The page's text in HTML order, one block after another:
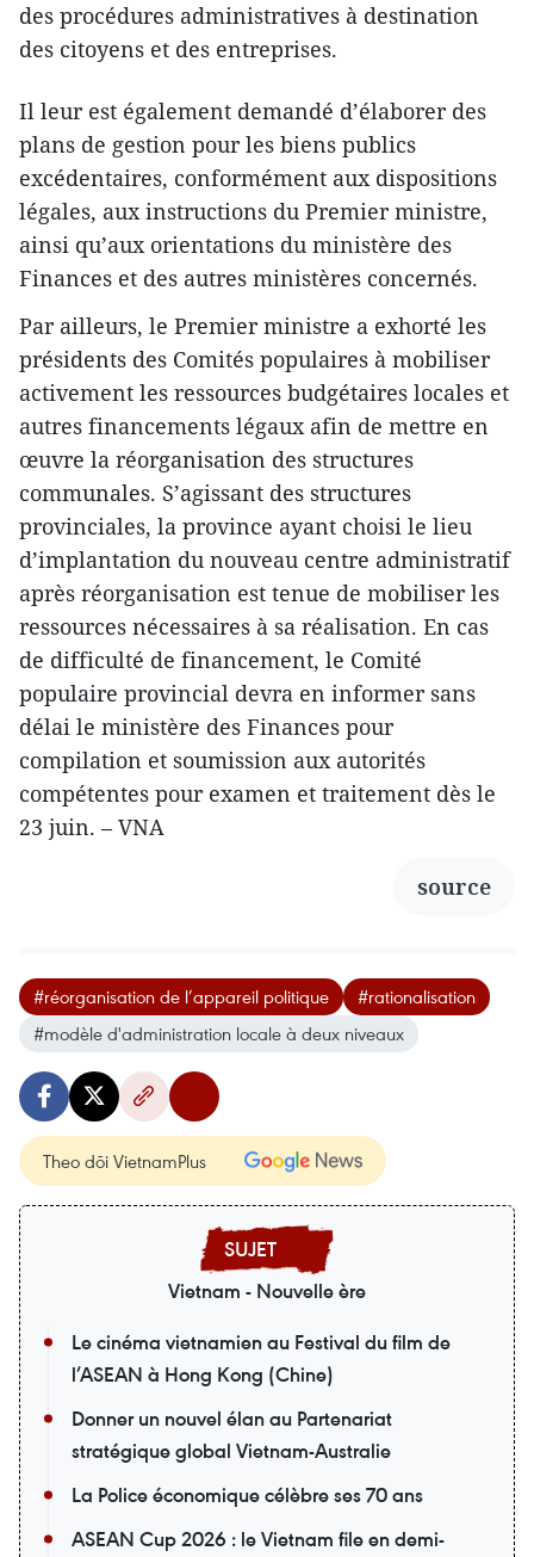
des procédures administratives à destination
des citoyens et des entreprises.
Il leur est également demandé d’élaborer des
plans de gestion pour les biens publics
excédentaires, conformément aux dispositions
légales, aux instructions du Premier ministre,
ainsi qu’aux orientations du ministère des
Finances et des autres ministères concernés.
Par ailleurs, le Premier ministre a exhorté les
présidents des Comités populaires à mobiliser
activement les ressources budgétaires locales et
autres financements légaux afin de mettre en
œuvre la réorganisation des structures
communales. S’agissant des structures
provinciales, la province ayant choisi le lieu
d’implantation du nouveau centre administratif
après réorganisation est tenue de mobiliser les
ressources nécessaires à sa réalisation. En cas
de difficulté de financement, le Comité
populaire provincial devra en informer sans
délai le ministère des Finances pour
compilation et soumission aux autorités
compétentes pour examen et traitement dès le
23 juin. – VNA
source
#réorganisation de l’appareil politique
#rationalisation
#modèle d'administration locale à deux niveaux
Theo dõi VietnamPlus
Vietnam - Nouvelle ère
Le cinéma vietnamien au Festival du film de
l’ASEAN à Hong Kong (Chine)
Donner un nouvel élan au Partenariat
stratégique global Vietnam-Australie
La Police économique célèbre ses 70 ans
ASEAN Cup 2026 : le Vietnam file en demi-